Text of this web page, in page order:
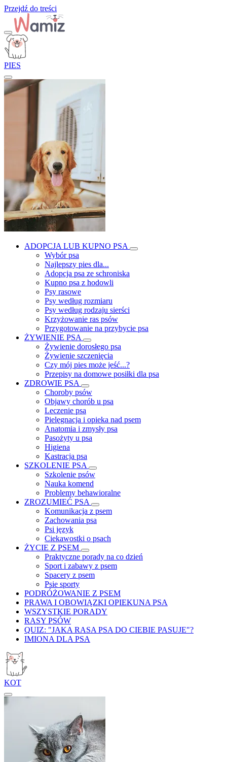
Przejdź do treści
PIES
ADOPCJA LUB KUPNO PSA
Wybór psa
Najlepszy pies dla...
Adopcja psa ze schroniska
Kupno psa z hodowli
Psy rasowe
Psy według rozmiaru
Psy według rodzaju sierści
Krzyżowanie ras psów
Przygotowanie na przybycie psa
ŻYWIENIE PSA
Żywienie dorosłego psa
Żywienie szczenięcia
Czy mój pies może jeść...?
Przepisy na domowe posiłki dla psa
ZDROWIE PSA
Choroby psów
Objawy chorób u psa
Leczenie psa
Pielęgnacja i opieka nad psem
Anatomia i zmysły psa
Pasożyty u psa
Higiena
Kastracja psa
SZKOLENIE PSA
Szkolenie psów
Nauka komend
Problemy behawioralne
ZROZUMIEĆ PSA
Komunikacja z psem
Zachowania psa
Psi język
Ciekawostki o psach
ŻYCIE Z PSEM
Praktyczne porady na co dzień
Sport i zabawy z psem
Spacery z psem
Psie sporty
PODRÓŻOWANIE Z PSEM
PRAWA I OBOWIĄZKI OPIEKUNA PSA
WSZYSTKIE PORADY
RASY PSÓW
QUIZ: "JAKA RASA PSA DO CIEBIE PASUJE"?
IMIONA DLA PSA
KOT